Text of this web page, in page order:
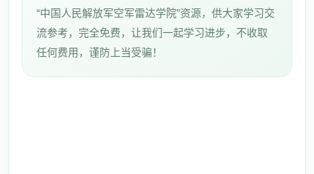
“中国人民解放军空军雷达学院”资源，供大家学习交
流参考，完全免费，让我们一起学习进步，不收取
任何费用，谨防上当受骗！